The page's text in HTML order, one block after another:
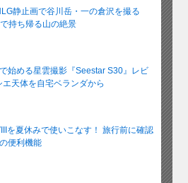
静止画で谷川岳・一の倉沢を撮る
持ち帰る山の絶景
始める星雲撮影『Seestar S30』レビ
天体を自宅ベランダから
を夏休みで使いこなす！ 旅行前に確認
便利機能